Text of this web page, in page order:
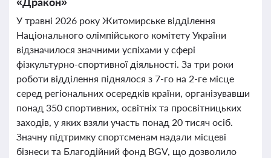
У травні 2026 року Житомирське відділення
Національного олімпійського комітету України
відзначилося значними успіхами у сфері
фізкультурно-спортивної діяльності. За три роки
роботи відділення піднялося з 7-го на 2-ге місце
серед регіональних осередків країни, організувавши
понад 350 спортивних, освітніх та просвітницьких
заходів, у яких взяли участь понад 20 тисяч осіб.
Значну підтримку спортсменам надали місцеві
бізнеси та Благодійний фонд BGV, що дозволило